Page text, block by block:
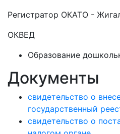
Регистратор ОКАТО -
ОКВЕД
Образование
Документы
свидетельство о
государственный
свидетельство о